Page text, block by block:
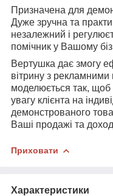
Призначена для
Дуже зручна та
незалежний і
помічник у Вашому
Вертушка дає змогу
вітрину з рекламними
моделюється так,
увагу клієнта на
демонстрованого
Ваші продажі та
Приховати
Характеристики